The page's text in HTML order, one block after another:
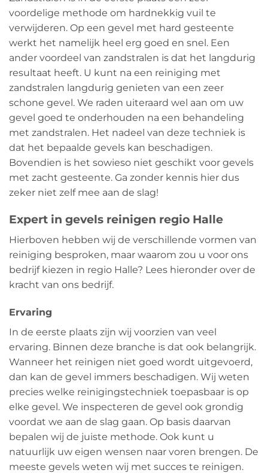
voordelige methode om hardnekkig vuil te
verwijderen. Op een gevel met hard gesteente
werkt het namelijk heel erg goed en snel. Een
ander voordeel van zandstralen is dat het langdurig
resultaat heeft. U kunt na een reiniging met
zandstralen langdurig genieten van een zeer
schone gevel. We raden uiteraard wel aan om uw
gevel goed te onderhouden na een behandeling
met zandstralen. Het nadeel van deze techniek is
dat het bepaalde gevels kan beschadigen.
Bovendien is het sowieso niet geschikt voor gevels
met zacht gesteente. Ga zonder kennis hier dus
zeker niet zelf mee aan de slag!
Expert in gevels reinigen regio Halle
Hierboven hebben wij de verschillende vormen van
reiniging besproken, maar waarom zou u voor ons
bedrijf kiezen in regio Halle? Lees hieronder over de
kracht van ons bedrijf.
Ervaring
In de eerste plaats zijn wij voorzien van veel
ervaring. Binnen deze branche is dat ook belangrijk.
Wanneer het reinigen niet goed wordt uitgevoerd,
dan kan de gevel immers beschadigen. Wij weten
precies welke reinigingstechniek toepasbaar is op
elke gevel. We inspecteren de gevel ook grondig
voordat we aan de slag gaan. Op basis daarvan
bepalen wij de juiste methode. Ook kunt u
natuurlijk uw eigen wensen naar voren brengen. De
meeste gevels weten wij met succes te reinigen.